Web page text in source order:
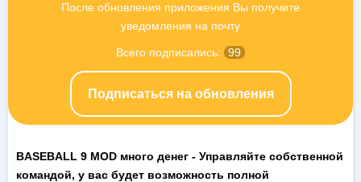
После обновления приложения Вы получите
уведомления на почту
Подписаться на обновления
Всего подписались: 99
BASEBALL 9 MOD много денег - Управляйте собственной
командой, у вас будет возможность полной